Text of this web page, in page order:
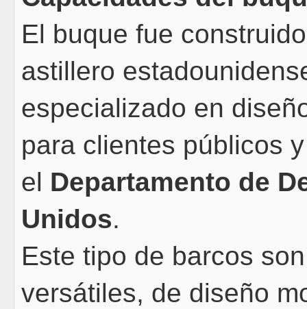
El buque fue
astillero
especializado en
para clientes públicos
el Departamento de
Unidos.
Este tipo de barcos
versátiles, de diseño